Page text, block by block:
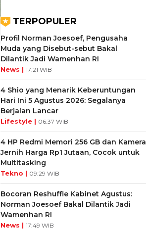
TERPOPULER
Profil Norman Joesoef, Pengusaha
Muda yang Disebut-sebut Bakal
Dilantik Jadi Wamenhan RI
News | 17:21 WIB
4 Shio yang Menarik Keberuntungan
Hari Ini 5 Agustus 2026: Segalanya
Berjalan Lancar
Lifestyle | 06:37 WIB
4 HP Redmi Memori 256 GB dan Kamera
Jernih Harga Rp1 Jutaan, Cocok untuk
Multitasking
Tekno | 09:29 WIB
Bocoran Reshuffle Kabinet Agustus:
Norman Joesoef Bakal Dilantik Jadi
Wamenhan RI
News | 17:49 WIB